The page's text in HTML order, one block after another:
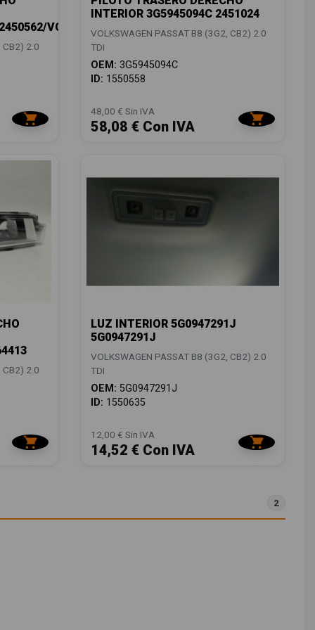
VG0564073
CB2) 2.0
INTERIOR 3G5945094C 2451024
VOLKSWAGEN PASSAT B8 (3G2, CB2) 2.0
TDI
OEM: 3G5945094C
ID: 1550558
48,00 € Sin IVA
58,08 € Con IVA
CB2) 2.0
LUZ INTERIOR 5G0947291J
5G0947291J
VOLKSWAGEN PASSAT B8 (3G2, CB2) 2.0
TDI
OEM: 5G0947291J
ID: 1550635
12,00 € Sin IVA
14,52 € Con IVA
2